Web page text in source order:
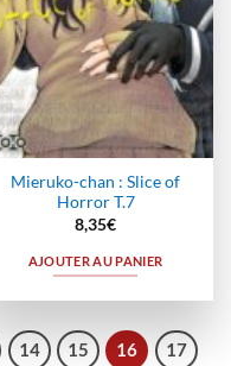
Mieruko-chan : Slice of
Horror T.7
8,35€
AJOUTER AU PANIER
14 15 16
17